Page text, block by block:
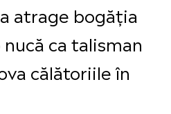
atrage bogăția
ca talisman
călătoriile în